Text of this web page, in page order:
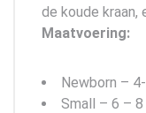
de koude kraan,
Maatvoering:
Newborn –
Small – 6 – 8